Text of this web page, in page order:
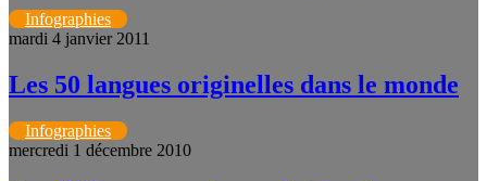
Infographies
mardi 4 janvier 2011
Les 50 langues originelles dans le monde
Infographies
mercredi 1 décembre 2010